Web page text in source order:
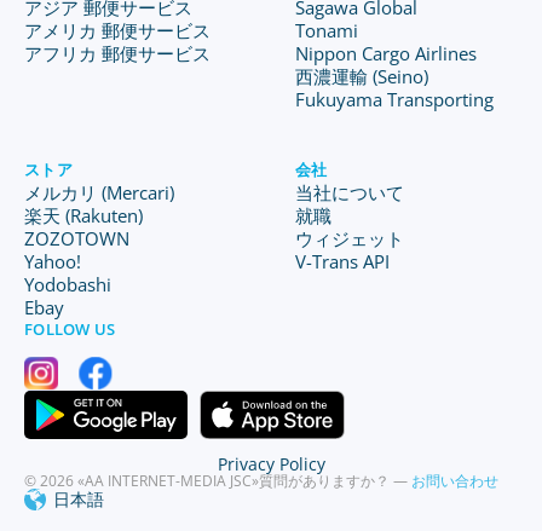
アジア 郵便サービス
アメリカ 郵便サービス
アフリカ 郵便サービス
Sagawa Global
Tonami
Nippon Cargo Airlines
西濃運輸 (Seino)
Fukuyama Transporting
ストア
メルカリ (Mercari)
楽天 (Rakuten)
ZOZOTOWN
Yahoo!
Yodobashi
Ebay
会社
当社について
就職
ウィジェット
V-Trans API
FOLLOW US
© 2026 «AA INTERNET-MEDIA JSC»質問がありますか？ — お問い合わせ
日本語
Privacy Policy